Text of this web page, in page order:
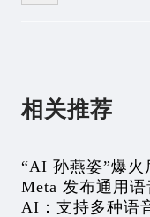
相关推荐
“AI 孙燕姿”爆火
Meta 发布通用语
AI：支持多种语